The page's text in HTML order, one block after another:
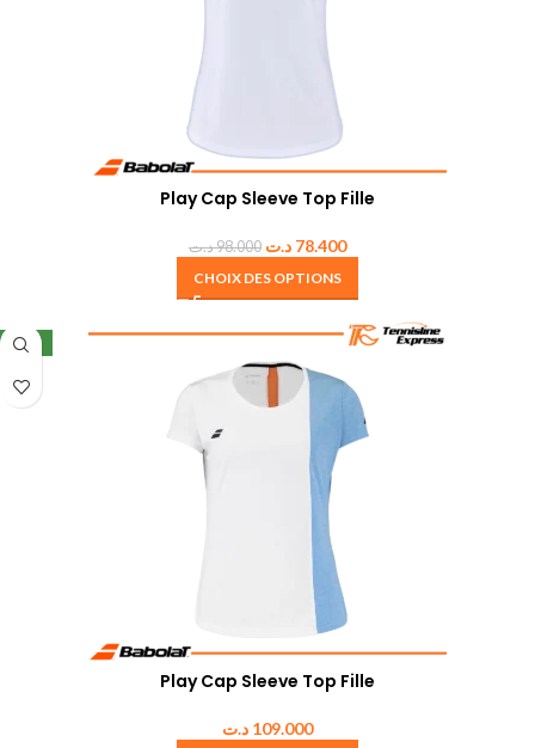
Play Cap Sleeve Top Fille
98.000د.ت 78.400 د.ت
CHOIX DES OPTIONS
NEW
Play Cap Sleeve Top Fille
109.000 د.ت